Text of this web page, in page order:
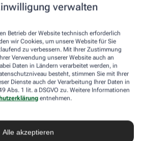
verwalten
Betrieb der Website technisch erforderlich
wir Cookies, um unsere Website für Sie
zu verbessern. Mit Ihrer Zustimmung
Verwendung unserer Website auch an
Daten in Ländern verarbeitet werden, in
besteht, stimmen Sie mit Ihrer
Dienste auch der Verarbeitung Ihrer Daten in
Abs. 1 lit. a DSGVO zu. Weitere Informationen
entnehmen.
Alle akzeptieren